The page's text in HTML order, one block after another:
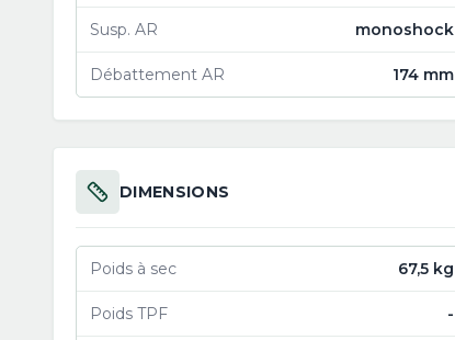
Susp. AR monoshock
Débattement AR 174 mm
DIMENSIONS
Poids à sec 67,5 kg
Poids TPF -